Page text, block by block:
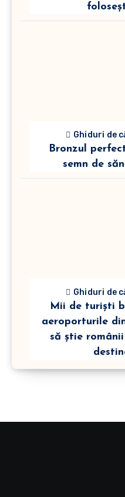
Ghiduri de
Bronzul
semn de
Ghiduri de
Mii de turiști
aeroporturile
să știe